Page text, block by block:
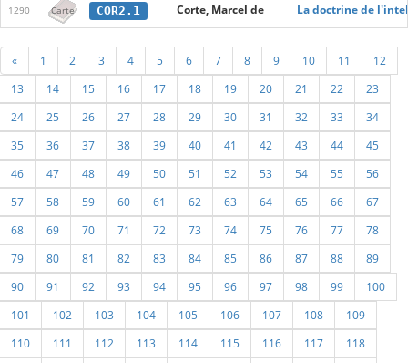
1290 Carte COR2.1 Corte, Marcel de La doctrine de
« 1 2 3 4 5 6 7 8 9 10 11
12
13
14 15 16 17 18 19 20 21 22
23
24
25 26 27 28 29 30 31 32 33
34
35
36 37 38 39 40 41 42 43 44
45
46
47 48 49 50 51 52 53 54 55
56
57
58 59 60 61 62 63 64 65 66
67
68
69 70 71 72 73 74 75 76 77
78
79
80 81 82 83 84 85 86 87 88
89
90
91 92 93 94 95 96 97 98 99
100
101
102 103 104 105 106 107 108
109
110
111 112 113 114 115 116 117
118